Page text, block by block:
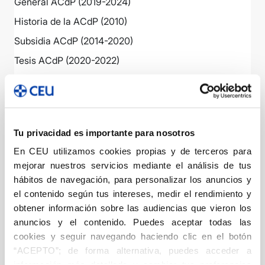
Tu privacidad es importante para nosotros
En CEU utilizamos cookies propias y de terceros para
mejorar nuestros servicios mediante el análisis de tus
hábitos de navegación, para personalizar los anuncios y
el contenido según tus intereses, medir el rendimiento y
obtener información sobre las audiencias que vieron los
anuncios y el contenido. Puedes aceptar todas las
cookies y seguir navegando haciendo clic en el botón
“ACEPTO”; de forma alternativa, puedes acceder a
Historia de la ACdP (2010)
Subsidia ACdP (2014-2020)
Tesis ACdP (2020-2022)
Ver más
Ángel Ayala Ediciones
Vista |
Diagramando...Pro
yectos 1, 2009-